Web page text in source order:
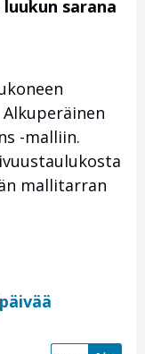
luukun sarana
-malliin.
mallitarran